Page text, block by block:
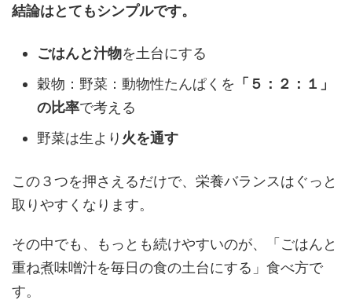
結論はとてもシンプルです。
ごはんと汁物を土台にする
穀物：野菜：動物性たんぱくを 「５：２：１」
の比率で考える
野菜は生より 火を通す
この３つを押さえるだけで、栄養バランスはぐっと
取りやすくなります。
その中でも、もっとも続けやすいのが、「ごはんと
重ね煮味噌汁を毎日の食の土台にする」食べ方で
す。